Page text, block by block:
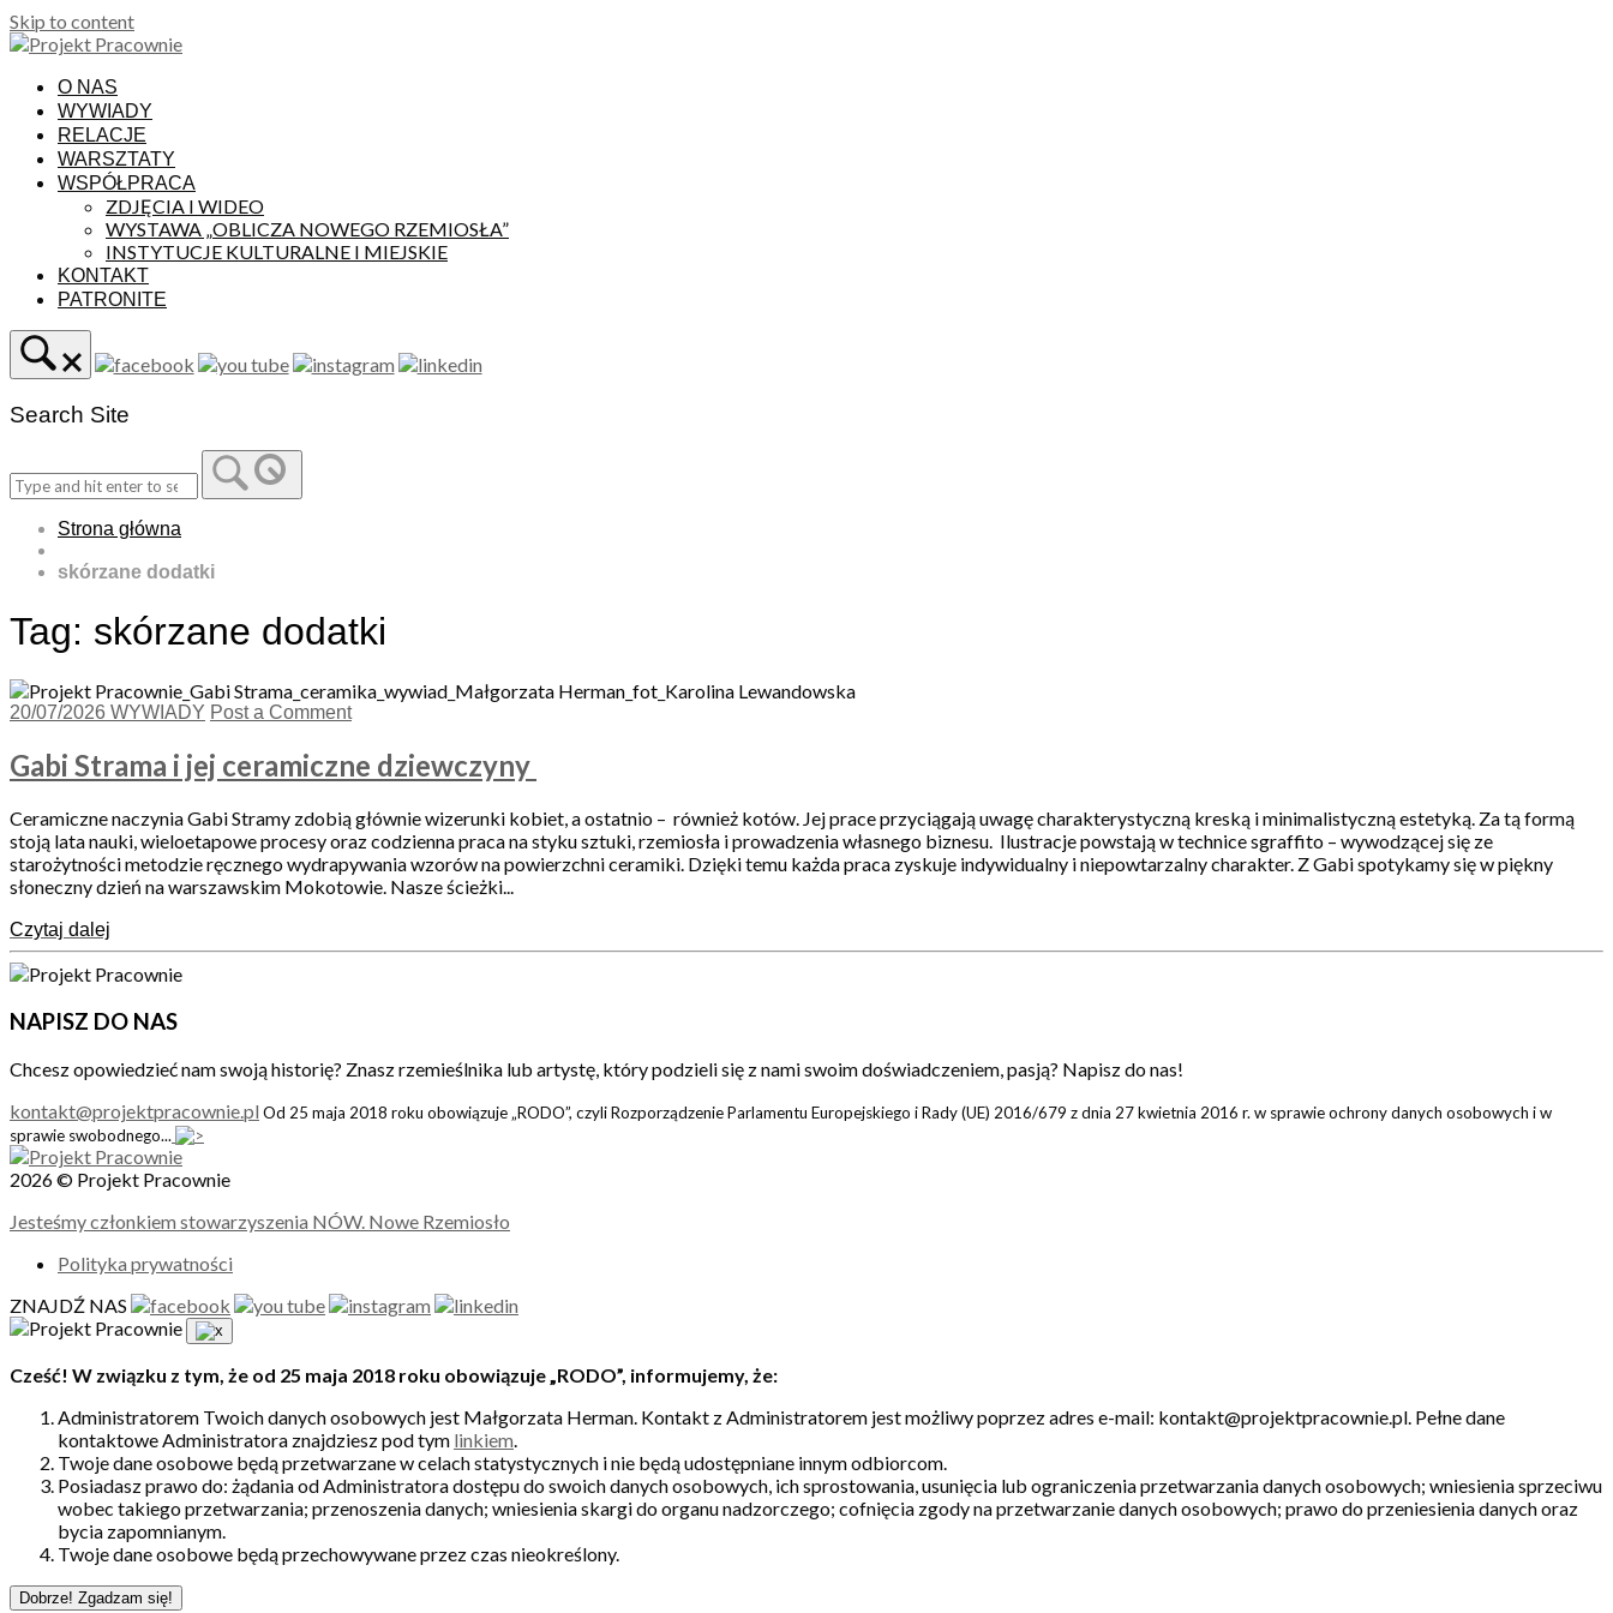
Skip to content
O NAS
WYWIADY
RELACJE
WARSZTATY
WSPÓŁPRACA
ZDJĘCIA I WIDEO
WYSTAWA „OBLICZA NOWEGO RZEMIOSŁA”
INSTYTUCJE KULTURALNE I MIEJSKIE
KONTAKT
PATRONITE
Search Site
Strona główna
skórzane dodatki
Tag: skórzane dodatki
20/07/2026 WYWIADY Post a Comment
Gabi Strama i jej ceramiczne dziewczyny
Ceramiczne naczynia Gabi Stramy zdobią głównie wizerunki kobiet, a ostatnio – również kotów. Jej prace przyciągają uwagę charakterystyczną kreską i minimalistyczną estetyką. Za tą formą
stoją lata nauki, wieloetapowe procesy oraz codzienna praca na styku sztuki, rzemiosła i prowadzenia własnego biznesu. Ilustracje powstają w technice sgraffito – wywodzącej się ze
starożytności metodzie ręcznego wydrapywania wzorów na powierzchni ceramiki. Dzięki temu każda praca zyskuje indywidualny i niepowtarzalny charakter. Z Gabi spotykamy się w piękny
słoneczny dzień na warszawskim Mokotowie. Nasze ścieżki...
Czytaj dalej
NAPISZ DO NAS
Chcesz opowiedzieć nam swoją historię? Znasz rzemieślnika lub artystę, który podzieli się z nami swoim doświadczeniem, pasją? Napisz do nas!
kontakt@projektpracownie.pl Od 25 maja 2018 roku obowiązuje „RODO”, czyli Rozporządzenie Parlamentu Europejskiego i Rady (UE) 2016/679 z dnia 27 kwietnia 2016 r. w sprawie ochrony danych osobowych i w
sprawie swobodnego...
2026 © Projekt Pracownie
Jesteśmy członkiem stowarzyszenia NÓW. Nowe Rzemiosło
Polityka prywatności
ZNAJDŹ NAS
Cześć! W związku z tym, że od 25 maja 2018 roku obowiązuje „RODO”, informujemy, że:
Administratorem Twoich danych osobowych jest Małgorzata Herman. Kontakt z Administratorem jest możliwy poprzez adres e-mail: kontakt@projektpracownie.pl. Pełne dane
kontaktowe Administratora znajdziesz pod tym linkiem
Twoje dane osobowe będą przetwarzane w celach statystycznych i nie będą udostępniane innym odbiorcom.
Posiadasz prawo do: żądania od Administratora dostępu do swoich danych osobowych, ich sprostowania, usunięcia lub ograniczenia przetwarzania danych osobowych; wniesienia sprzeciwu
wobec takiego przetwarzania; przenoszenia danych; wniesienia skargi do organu nadzorczego; cofnięcia zgody na przetwarzanie danych osobowych; prawo do przeniesienia danych oraz
bycia zapomnianym.
Twoje dane osobowe będą przechowywane przez czas nieokreślony.
Dobrze! Zgadzam się!